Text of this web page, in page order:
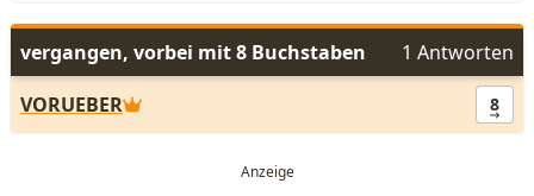
vergangen, vorbei mit 8 Buchstaben
1 Antworten
VORUEBER
8